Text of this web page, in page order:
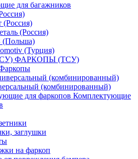
для багажников
(Россия)
(Россия)
(Польша)
(Турция)
ФАРКОПЫ (ТСУ)
(комбинированный)
Комплектующие
заглушки
на фаркоп